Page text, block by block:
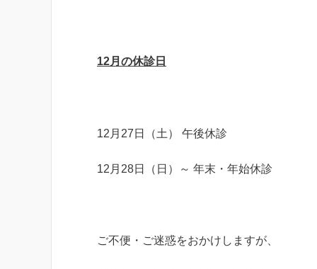
12月の休診日
12月27日（土） 午後休診
12月28日（日）～ 年末・年始休診
ご不便・ご迷惑をおかけしますが、